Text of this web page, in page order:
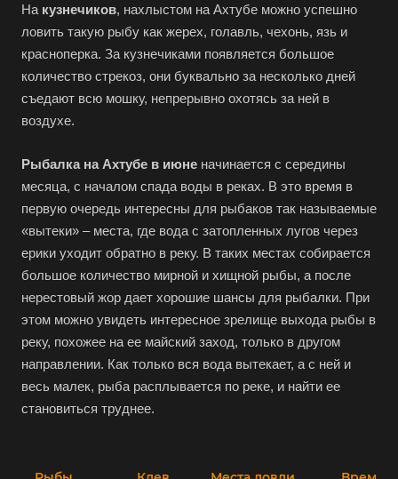
На кузнечиков, нахлыстом на Ахтубе можно успешно
ловить такую рыбу как жерех, голавль, чехонь, язь и
красноперка. За кузнечиками появляется большое
количество стрекоз, они буквально за несколько дней
съедают всю мошку, непрерывно охотясь за ней в
воздухе.
Рыбалка на Ахтубе в июне начинается с середины
месяца, с началом спада воды в реках. В это время в
первую очередь интересны для рыбаков так называемые
«вытеки» – места, где вода с затопленных лугов через
ерики уходит обратно в реку. В таких местах собирается
большое количество мирной и хищной рыбы, а после
нерестовый жор дает хорошие шансы для рыбалки. При
этом можно увидеть интересное зрелище выхода рыбы в
реку, похожее на ее майский заход, только в другом
направлении. Как только вся вода вытекает, а с ней и
весь малек, рыба расплывается по реке, и найти ее
становиться труднее.